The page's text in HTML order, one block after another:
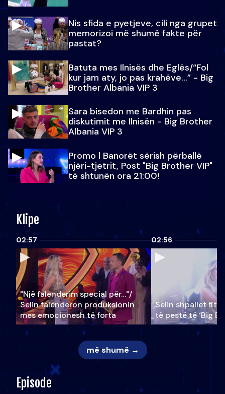
Nis sfida e pyetjeve, cili nga grupet
memorizoi më shumë fakte për
pastat?
Batuta mes Ilnisës dhe Eglës/“Fol
kur jam aty, jo pas krahëve…” - Big
Brother Albania VIP 3
Sara bisedon me Bardhin pas
diskutimit me Ilnisën - Big Brother
Albania VIP 3
Promo l Banorët sërish përballë
njëri-tjetrit, Post "Big Brother VIP"
të shtunën ora 21:00!
Klipe
02:57
"Një falenderim special për…"/
Selin falënderon produksionin
mes emocionesh të forta
02:56
Selin shpallet
të pestë të ‘Big
më shumë →
Episode